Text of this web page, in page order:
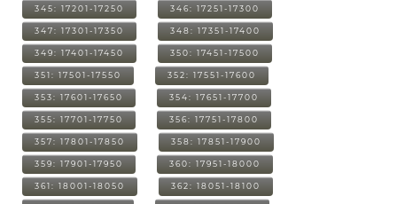
345: 17201-17250 346: 17251-17300
347: 17301-17350 348: 17351-17400
349: 17401-17450 350: 17451-17500
351: 17501-17550 352: 17551-17600
353: 17601-17650 354: 17651-17700
355: 17701-17750 356: 17751-17800
357: 17801-17850 358: 17851-17900
359: 17901-17950 360: 17951-18000
361: 18001-18050 362: 18051-18100